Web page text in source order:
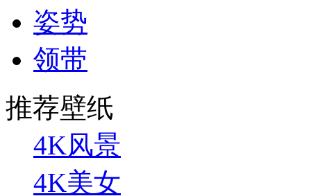
姿势
领带
推荐壁纸
4K风景
4K美女